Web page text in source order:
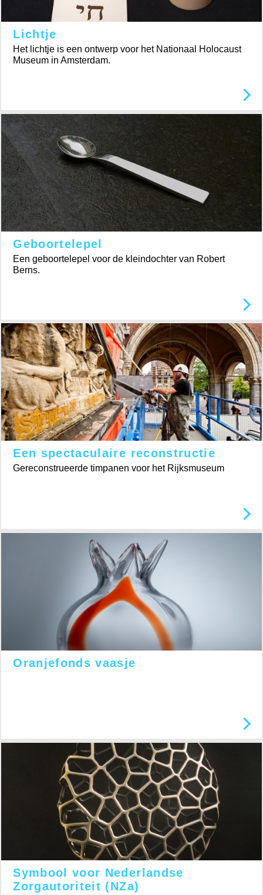
Lichtje
Het lichtje is een ontwerp voor het Nationaal Holocaust
Museum in Amsterdam.
Geboortelepel
Een geboortelepel voor de kleindochter van Robert
Berns.
Een spectaculaire reconstructie
Gereconstrueerde timpanen voor het Rijksmuseum
Oranjefonds vaasje
Symbool voor Nederlandse
Zorgautoriteit (NZa)